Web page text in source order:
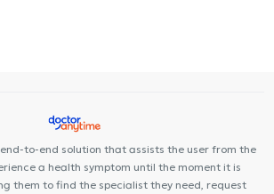
Psoriasis
to-end solution that assists the user from the
a health symptom until the moment it is
them to find the specialist they need, request